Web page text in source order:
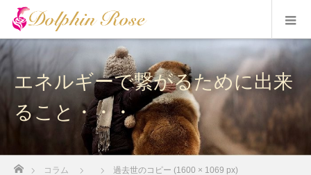
エネルギーで繋がるために出来
ること・・・
コラム 過去世のコピー (1600 × 1069 px)